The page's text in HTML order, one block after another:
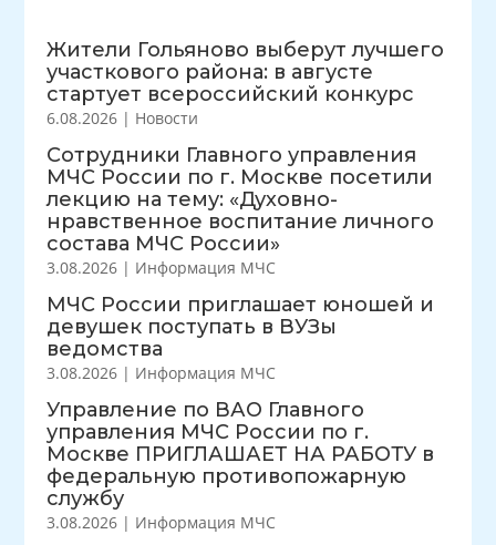
Жители Гольяново выберут лучшего
участкового района: в августе
стартует всероссийский конкурс
6.08.2026 | Новости
Сотрудники Главного управления
МЧС России по г. Москве посетили
лекцию на тему: «Духовно-
нравственное воспитание личного
состава МЧС России»
3.08.2026 | Информация МЧС
МЧС России приглашает юношей и
девушек поступать в ВУЗы
ведомства
3.08.2026 | Информация МЧС
Управление по ВАО Главного
управления МЧС России по г.
Москве ПРИГЛАШАЕТ НА РАБОТУ в
федеральную противопожарную
службу
3.08.2026 | Информация МЧС